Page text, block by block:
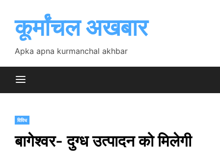
contentकूर्मांचल अखबार
Apka apna kurmanchal akhbar
विविध
बागेश्वर- दुग्ध उत्पादन को मिलेगी